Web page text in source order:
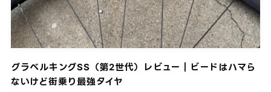
グラベルキングSS（第2世代）レビュー｜ビードはハマら
ないけど街乗り最強タイヤ